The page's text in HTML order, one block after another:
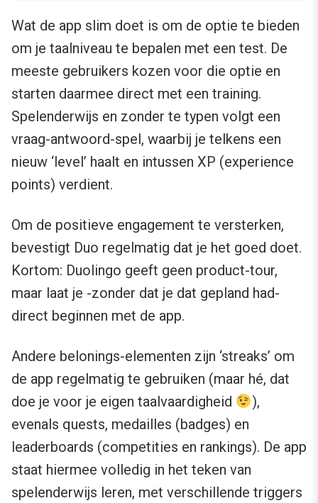
Wat de app slim doet is om de optie te bieden
om je taalniveau te bepalen met een test. De
meeste gebruikers kozen voor die optie en
starten daarmee direct met een training.
Spelenderwijs en zonder te typen volgt een
vraag-antwoord-spel, waarbij je telkens een
nieuw ‘level’ haalt en intussen XP (experience
points) verdient.
Om de positieve engagement te versterken,
bevestigt Duo regelmatig dat je het goed doet.
Kortom: Duolingo geeft geen product-tour,
maar laat je -zonder dat je dat gepland had-
direct beginnen met de app.
Andere belonings-elementen zijn ‘streaks’ om
de app regelmatig te gebruiken (maar hé, dat
doe je voor je eigen taalvaardigheid
),
evenals quests, medailles (badges) en
leaderboards (competities en rankings). De app
staat hiermee volledig in het teken van
spelenderwijs leren, met verschillende triggers